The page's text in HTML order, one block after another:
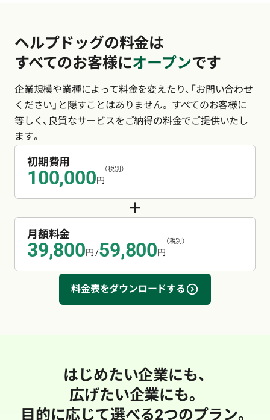
ヘルプドッグの料金は
すべてのお客様にオープンです
企業規模や業種によって料金を変えたり、「お問い合わせ
ください」と隠すことはありません。 すべてのお客様に
等しく、良質なサービスをご納得の料金でご提供いたし
ます。
初期費用
100,000円
（税別）
月額料金
39,800円 /59,800円
（税別）
料金表をダウンロードする
はじめたい企業にも、
広げたい企業にも。
目的に応じて選べる2つのプラン。